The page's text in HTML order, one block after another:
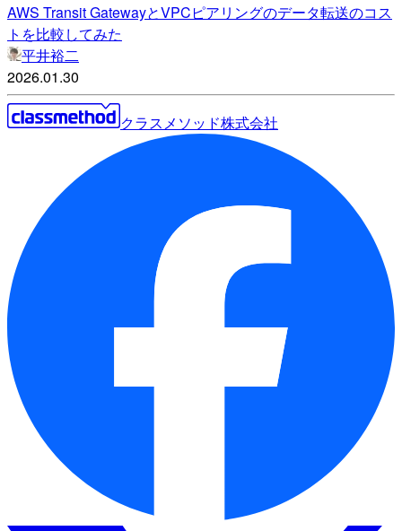
AWS Transit GatewayとVPCピアリングのデータ転送のコス
トを比較してみた
平井裕二
2026.01.30
クラスメソッド株式会社